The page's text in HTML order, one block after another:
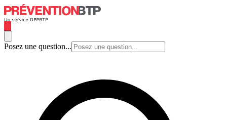
Posez une question...